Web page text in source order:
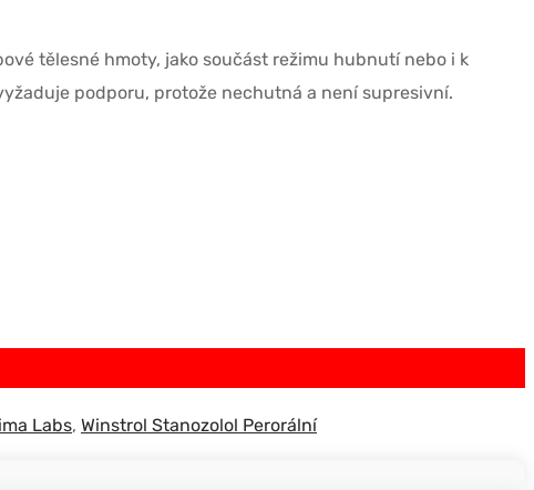
tělesné hmoty, jako součást režimu hubnutí nebo i k
podporu, protože nechutná a není supresivní.
Labs, Winstrol Stanozolol Perorální